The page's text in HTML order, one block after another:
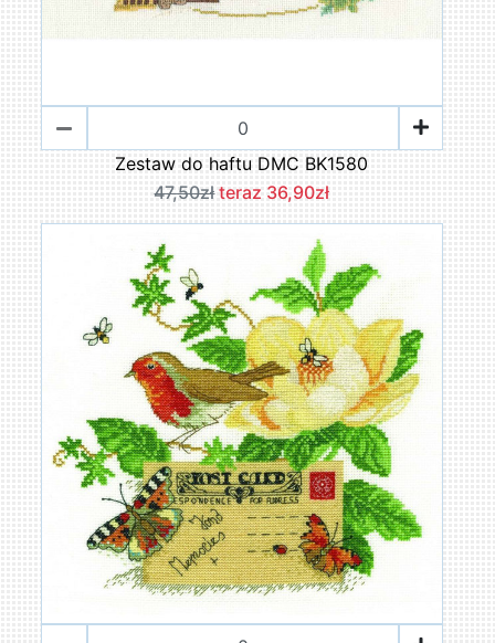
Zestaw do haftu DMC BK1580
47,50zł teraz 36,90zł